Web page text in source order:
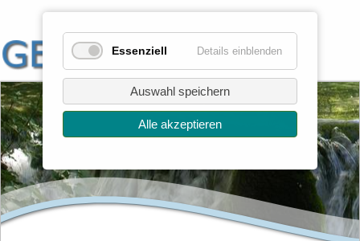
Essenziell Details einblenden
Auswahl speichern
Alle akzeptieren